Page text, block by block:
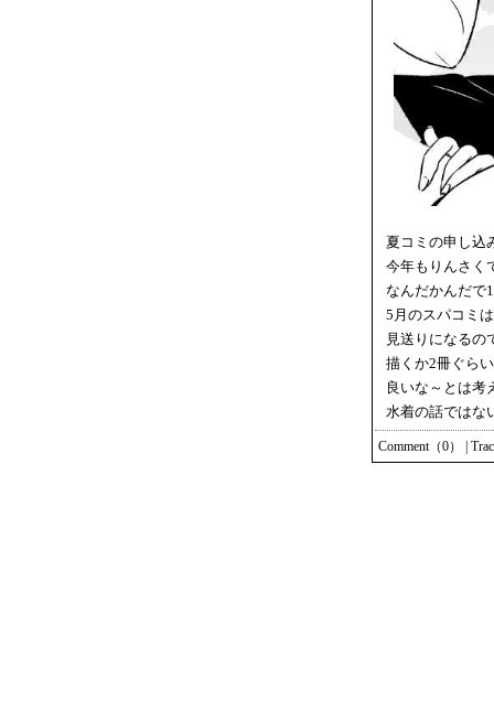
夏コミの申し込
今年もりんさく
なんだかんだで
5月のスパコミ
見送りになるの
描くか2冊ぐら
良いな～とは考
水着の話ではな
Comment（0）